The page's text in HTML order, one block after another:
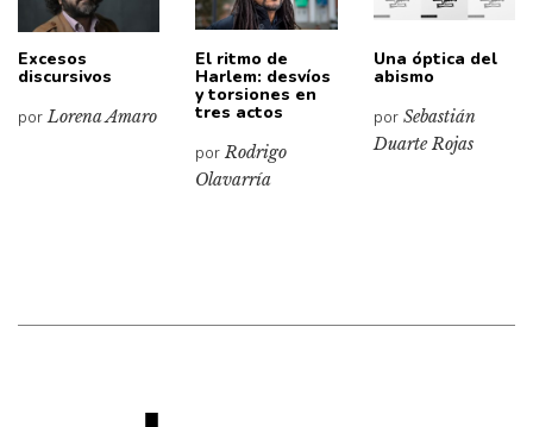
Excesos
discursivos
porLorena Amaro
El ritmo de
Harlem: desvíos
y torsiones en
tres actos
porRodrigo
Olavarría
Una óptica del
abismo
por Sebastián
Duarte Rojas